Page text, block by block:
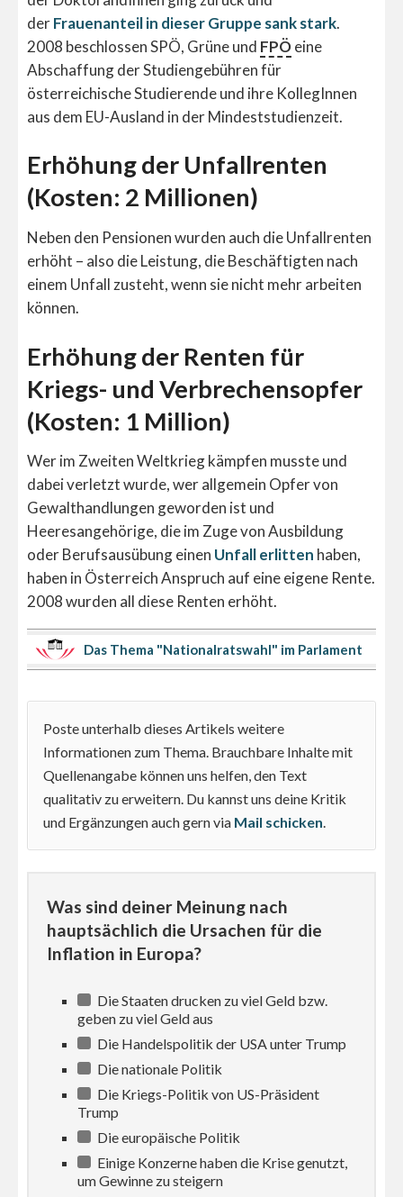
derFrauenanteil in dieser Gruppe sank stark.
2008 beschlossen SPÖ, Grüne und FPÖeine
Abschaffung der Studiengebühren für
österreichische Studierende und ihre KollegInnen
aus dem EU-Ausland in der Mindeststudienzeit.
Erhöhung der Unfallrenten
(Kosten: 2 Millionen)
Neben den Pensionen wurden auch die Unfallrenten
erhöht – also die Leistung, die Beschäftigten nach
einem Unfall zusteht, wenn sie nicht mehr arbeiten
können.
Erhöhung der Renten für
Kriegs- und Verbrechensopfer
(Kosten: 1 Million)
Wer im Zweiten Weltkrieg kämpfen musste und
dabei verletzt wurde, wer allgemein Opfer von
Gewalthandlungen geworden ist und
Heeresangehörige, die im Zuge von Ausbildung
oder Berufsausübung einen Unfall erlitten haben,
haben in Österreich Anspruch auf eine eigene Rente.
2008 wurden all diese Renten erhöht.
Das Thema "Nationalratswahl" im Parlament
Poste unterhalb dieses Artikels weitere
Informationen zum Thema. Brauchbare Inhalte mit
Quellenangabe können uns helfen, den Text
qualitativ zu erweitern. Du kannst uns deine Kritik
und Ergänzungen auch gern via Mail schicken.
Was sind deiner Meinung nach
hauptsächlich die Ursachen für die
Inflation in Europa?
Die Staaten drucken zu viel Geld bzw.
geben zu viel Geld aus
Die Handelspolitik der USA unter Trump
Die nationale Politik
Die Kriegs-Politik von US-Präsident
Trump
Die europäische Politik
Einige Konzerne haben die Krise genutzt,
um Gewinne zu steigern